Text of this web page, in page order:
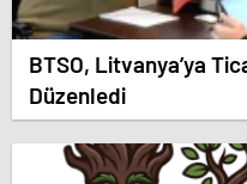
BTSO, Litvanya’ya
Düzenledi